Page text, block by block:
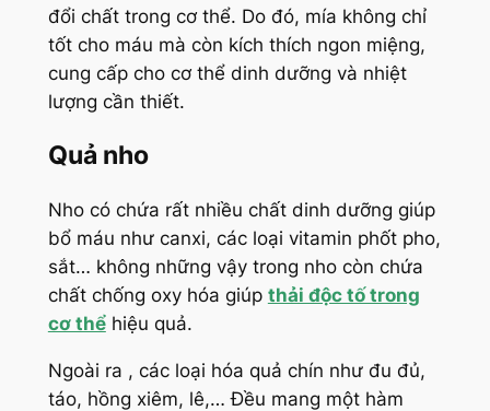
đổi chất trong cơ thể. Do đó, mía không chỉ
tốt cho máu mà còn kích thích ngon miệng,
cung cấp cho cơ thể dinh dưỡng và nhiệt
lượng cần thiết.
Quả nho
Nho có chứa rất nhiều chất dinh dưỡng giúp
bổ máu như canxi, các loại vitamin phốt pho,
sắt… không những vậy trong nho còn chứa
chất chống oxy hóa giúp thải độc tố trong
cơ thểhiệu quả.
Ngoài ra , các loại hóa quả chín như đu đủ,
táo, hồng xiêm, lê,… Đều mang một hàm